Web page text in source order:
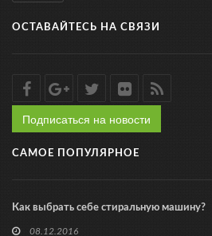
ОСТАВАЙТЕСЬ НА СВЯЗИ
Подписаться на новости
САМОЕ ПОПУЛЯРНОЕ
Как выбрать себе стиральную машину?
08.12.2016